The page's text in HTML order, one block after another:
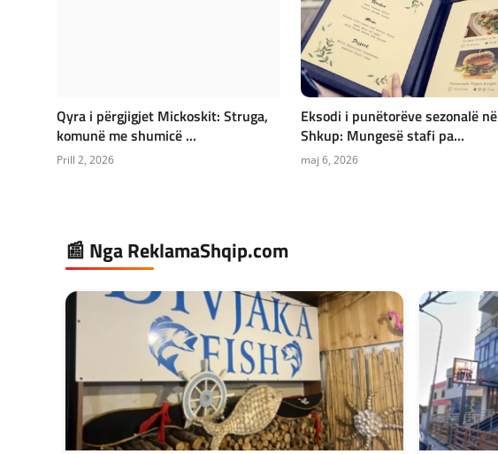
Qyra i përgjigjet Mickoskit: Struga,
komunë me shumicë ...
Prill 2, 2026
Eksodi i punëtorëve sezonalë në
Shkup: Mungesë stafi pa...
maj 6, 2026
📰 Nga ReklamaShqip.com